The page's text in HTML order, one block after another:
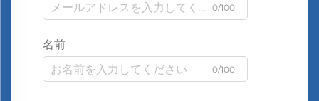
0/100
名前
0/100